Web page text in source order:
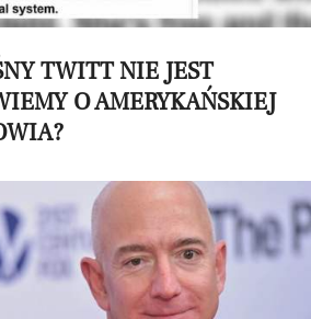
TWITT NIE JEST
O AMERYKAŃSKIEJ